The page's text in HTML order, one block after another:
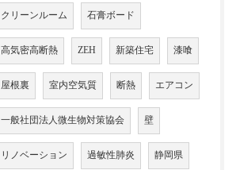
クリーンルーム 石膏ボード
高気密高断熱 ZEH 新築住宅 漆喰
屋根裏 室内空気質 断熱 エアコン
一般社団法人微生物対策協会 壁
リノベーション 過敏性肺炎 静岡県